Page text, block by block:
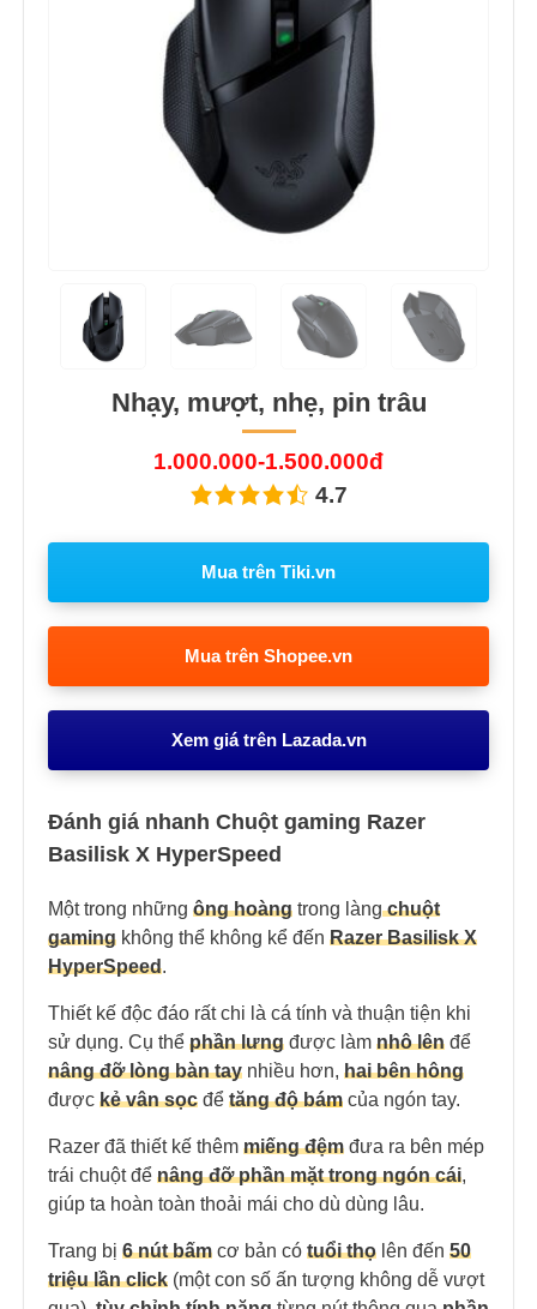
Nhạy, mượt, nhẹ, pin trâu
1.000.000-1.500.000đ
4.7
Mua trên Tiki.vn
Mua trên Shopee.vn
Xem giá trên Lazada.vn
Đánh giá nhanh Chuột gaming Razer
Basilisk X HyperSpeed
Một trong những ông hoàng trong làngchuột
gaming không thể không kể đến Razer Basilisk X
HyperSpeed.
Thiết kế độc đáo rất chi là cá tính và thuận tiện khi
sử dụng. Cụ thể phần lưng được làm nhô lên để
nâng đỡ lòng bàn tay nhiều hơn, hai bên hông
được kẻ vân sọc để tăng độ bám của ngón tay.
Razer đã thiết kế thêm miếng đệm đưa ra bên mép
trái chuột để nâng đỡ phần mặt trong ngón cái,
giúp ta hoàn toàn thoải mái cho dù dùng lâu.
Trang bị 6 nút bấm cơ bản có tuổi thọ lên đến 50
triệu lần click (một con số ấn tượng không dễ vượt